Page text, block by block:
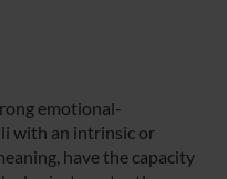
emotional-
with an intrinsic or
have the capacity